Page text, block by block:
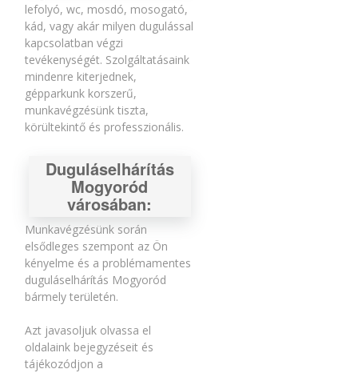
lefolyó, wc, mosdó, mosogató,
kád, vagy akár milyen dugulással
kapcsolatban végzi
tevékenységét. Szolgáltatásaink
mindenre kiterjednek,
gépparkunk korszerű,
munkavégzésünk tiszta,
körültekintő és professzionális.
Duguláselhárítás
Mogyoród
városában:
Munkavégzésünk során
elsődleges szempont az Ön
kényelme és a problémamentes
duguláselhárítás Mogyoród
bármely területén.
Azt javasoljuk olvassa el
oldalaink bejegyzéseit és
tájékozódjon a